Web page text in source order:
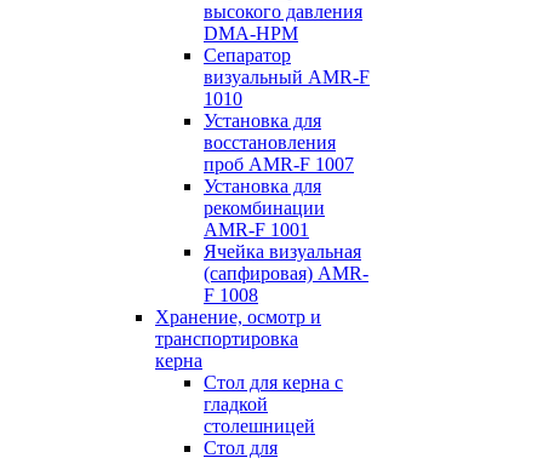
высокого давления
DMA-HPM
Сепаратор
визуальный AMR-F
1010
Установка для
восстановления
проб AMR-F 1007
Установка для
рекомбинации
AMR-F 1001
Ячейка визуальная
(сапфировая) AMR-
F 1008
Хранение, осмотр и
транспортировка
керна
Стол для керна с
гладкой
столешницей
Стол для